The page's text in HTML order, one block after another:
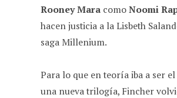
Rooney Mara comoNoomi
hacen justicia a la Lisbeth
saga Millenium.
Para lo que en teoría iba a ser
una nueva trilogía, Fincher